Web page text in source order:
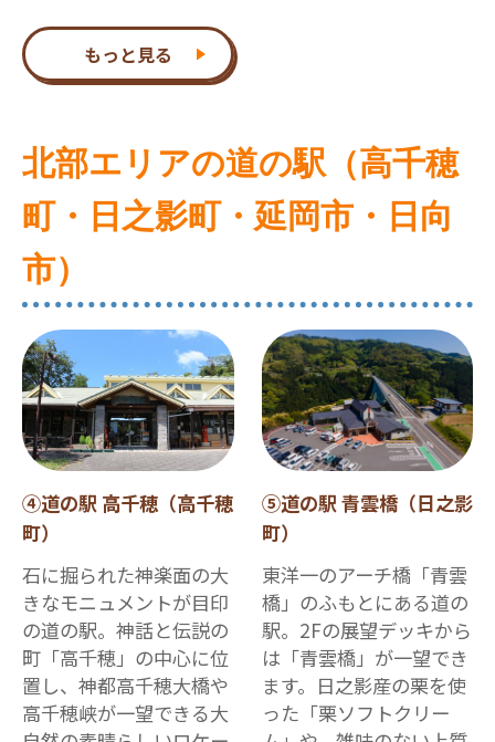
もっと見る
北部エリアの道の駅（高千穂
町・日之影町・延岡市・日向
市）
④道の駅 高千穂（高千穂
町）
石に掘られた神楽面の大
きなモニュメントが目印
の道の駅。神話と伝説の
町「高千穂」の中心に位
置し、神都高千穂大橋や
高千穂峡が一望できる大
⑤道の駅 青雲橋（日之影
町）
東洋一のアーチ橋「青雲
橋」のふもとにある道の
駅。2Fの展望デッキから
は「青雲橋」が一望でき
ます。日之影産の栗を使
った「栗ソフトクリー